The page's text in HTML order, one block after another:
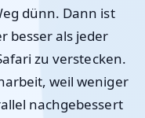
dünn. Dann ist
besser als jeder
zu verstecken.
weil weniger
nachgebessert